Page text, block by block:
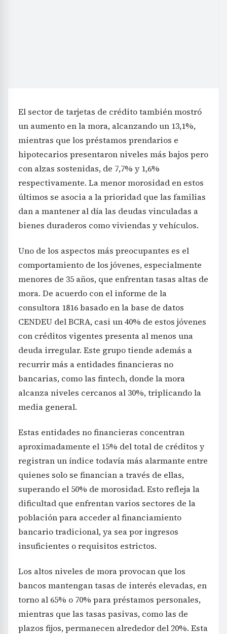
El sector de tarjetas de crédito también mostró
un aumento en la mora, alcanzando un 13,1%,
mientras que los préstamos prendarios e
hipotecarios presentaron niveles más bajos pero
con alzas sostenidas, de 7,7% y 1,6%
respectivamente. La menor morosidad en estos
últimos se asocia a la prioridad que las familias
dan a mantener al día las deudas vinculadas a
bienes duraderos como viviendas y vehículos.
Uno de los aspectos más preocupantes es el
comportamiento de los jóvenes, especialmente
menores de 35 años, que enfrentan tasas altas de
mora. De acuerdo con el informe de la
consultora 1816 basado en la base de datos
CENDEU del BCRA, casi un 40% de estos jóvenes
con créditos vigentes presenta al menos una
deuda irregular. Este grupo tiende además a
recurrir más a entidades financieras no
bancarias, como las fintech, donde la mora
alcanza niveles cercanos al 30%, triplicando la
media general.
Estas entidades no financieras concentran
aproximadamente el 15% del total de créditos y
registran un índice todavía más alarmante entre
quienes solo se financian a través de ellas,
superando el 50% de morosidad. Esto refleja la
dificultad que enfrentan varios sectores de la
población para acceder al financiamiento
bancario tradicional, ya sea por ingresos
insuficientes o requisitos estrictos.
Los altos niveles de mora provocan que los
bancos mantengan tasas de interés elevadas, en
torno al 65% o 70% para préstamos personales,
mientras que las tasas pasivas, como las de
plazos fijos, permanecen alrededor del 20%. Esta